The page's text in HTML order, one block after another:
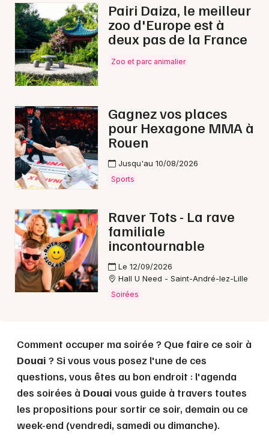
Artistes en tournée
Actus à Douai
Magazine à Douai
59 - Nord
Choisir mes départements
Mon email
Pairi Daiza, le meilleur
zoo d'Europe est à
deux pas de la France
Zoo et parc animalier
Gagnez vos places
pour Hexagone MMA à
Rouen
Jusqu'au 10/08/2026
Sports
Raver Tots - La rave
familiale
incontournable
Le 12/09/2026
Hall U Need - Saint-André-lez-Lille
Soirées
Comment occuper ma soirée ? Que faire ce soir à
Douai ? Si vous vous posez l'une de ces
questions, vous êtes au bon endroit : l'agenda
des soirées à Douai vous guide à travers toutes
les propositions pour sortir ce soir, demain ou ce
week-end (vendredi, samedi ou dimanche).